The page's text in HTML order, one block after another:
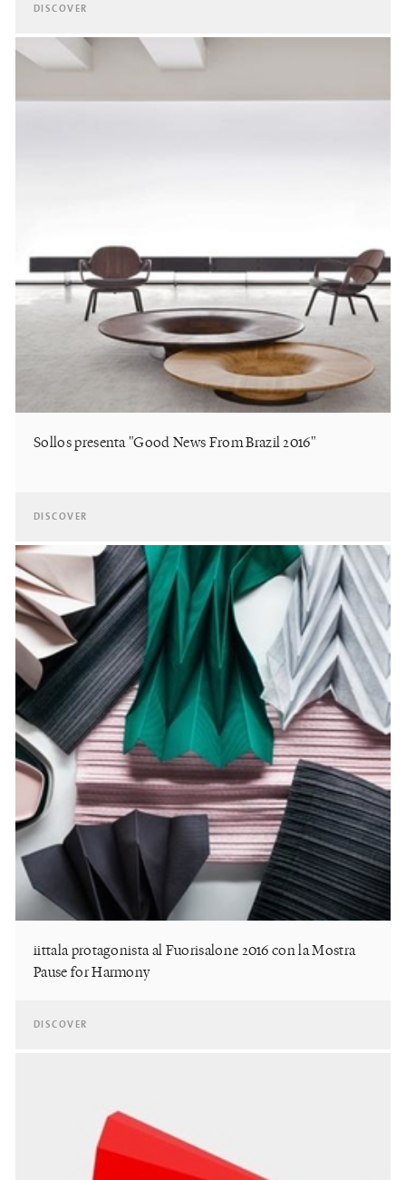
DISCOVER
Sollos presenta "Good News From Brazil 2016"
DISCOVER
iittala protagonista al Fuorisalone 2016 con la Mostra
Pause for Harmony
DISCOVER